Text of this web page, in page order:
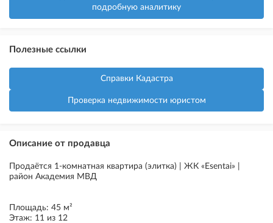
подробную аналитику
Полезные ссылки
Справки Кадастра
Проверка недвижимости юристом
Описание от продавца
Продаётся 1-комнатная квартира (элитка) | ЖК «Esentai» |
район Академия МВД
Площадь: 45 м²
Этаж: 11 из 12